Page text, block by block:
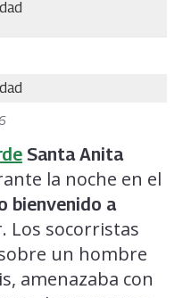
Santa Anita
la noche en el
bienvenido a
Los socorristas
un hombre
amenazaba con